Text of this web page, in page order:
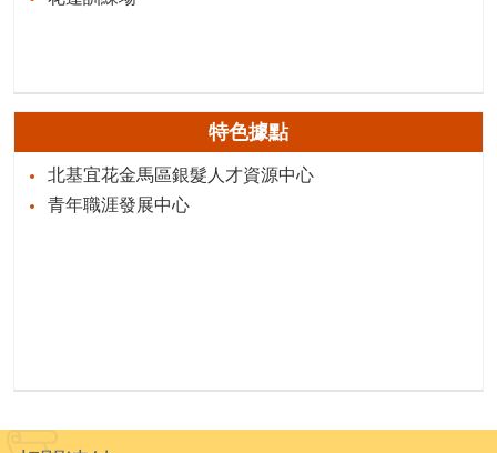
特色據點
北基宜花金馬區銀髮人才資源中心
青年職涯發展中心